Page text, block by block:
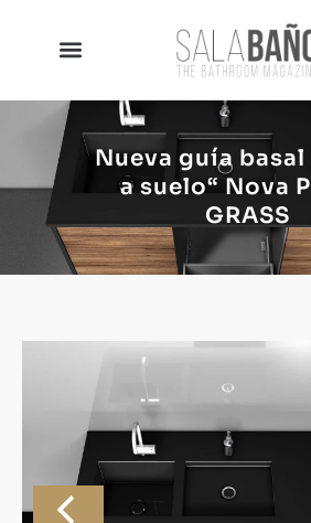
Nueva guía basal
a suelo“ Nova
GRASS